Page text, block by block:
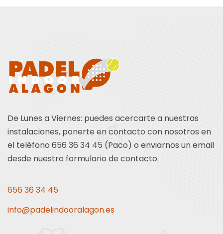
De Lunes a Viernes: puedes acercarte a nuestras
instalaciones, ponerte en contacto con nosotros en
el teléfono 656 36 34 45 (Paco) o enviarnos un email
desde nuestro formulario de contacto.
656 36 34 45
info@padelindooralagon.es